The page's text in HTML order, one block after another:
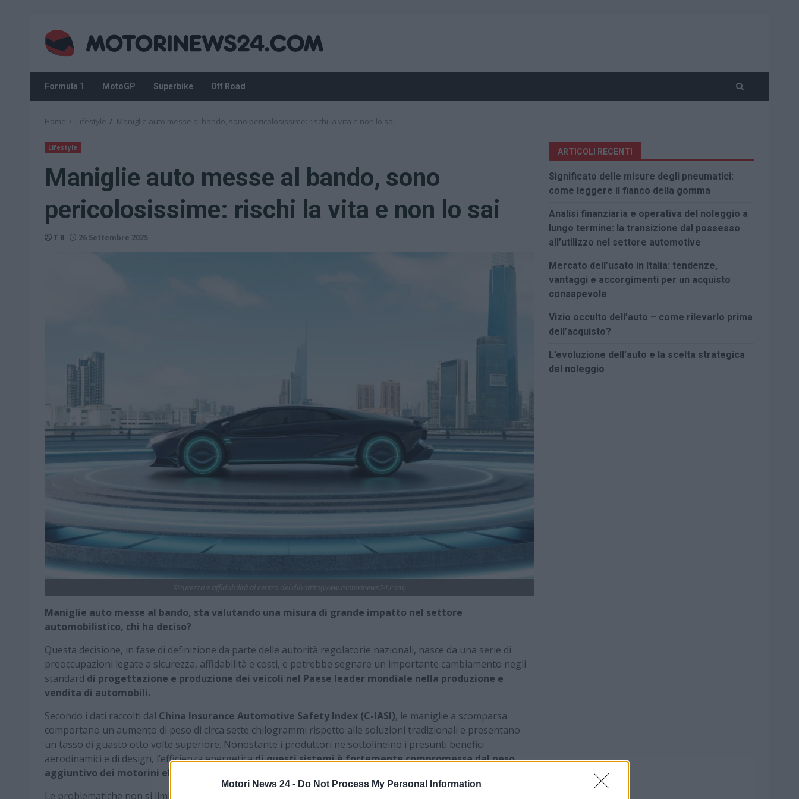
Motori News 24 - Do Not Process My Personal Information
content
Formula 1 MotoGP Superbike Off Road
Home Lifestyle Maniglie auto messe al bando, sono pericolosissime: rischi la vita e non lo sai
Lifestyle
Maniglie auto messe al bando, sono
pericolosissime: rischi la vita e non lo sai
T B 26 Settembre 2025
Maniglie auto messe al bando, sta valutando una misura di grande impatto nel settore
automobilistico, chi ha deciso?
Questa decisione, in fase di definizione da parte delle autorità regolatorie nazionali, nasce da una serie di
preoccupazioni legate a sicurezza, affidabilità e costi, e potrebbe segnare un importante cambiamento negli
standard di progettazione e produzione dei veicoli nel Paese leader mondiale nella produzione e
vendita di automobili.
Secondo i dati raccolti dal China Insurance Automotive Safety Index (C-IASI), le maniglie a scomparsa
comportano un aumento di peso di circa sette chilogrammi rispetto alle soluzioni tradizionali e presentano
un tasso di guasto otto volte superiore. Nonostante i produttori ne sottolineino i presunti benefici
aerodinamici e di design, l’efficienza energeticadi questi sistemi è fortemente compromessa dal peso
aggiuntivo dei motorini elettrici necessari al loro funzionamento.
Le problematiche non si limitano all’aspetto tecnico ed economico: in situazioni di emergenza, come blackout
ARTICOLI RECENTI
Significato delle misure degli pneumatici:
come leggere il fianco della gomma
Analisi finanziaria e operativa del noleggio a
lungo termine: la transizione dal possesso
all’utilizzo nel settore automotive
Mercato dell’usato in Italia: tendenze,
vantaggi e accorgimenti per un acquisto
consapevole
Vizio occulto dell’auto – come rilevarlo prima
dell’acquisto?
L’evoluzione dell’auto e la scelta strategica
del noleggio